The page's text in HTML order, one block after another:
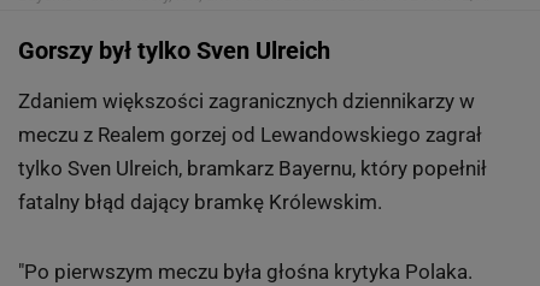
Gorszy był tylko Sven Ulreich
Zdaniem większości zagranicznych dziennikarzy w
meczu z Realem gorzej od Lewandowskiego zagrał
tylko Sven Ulreich, bramkarz Bayernu, który popełnił
fatalny błąd dający bramkę Królewskim.
"Po pierwszym meczu była głośna krytyka Polaka.